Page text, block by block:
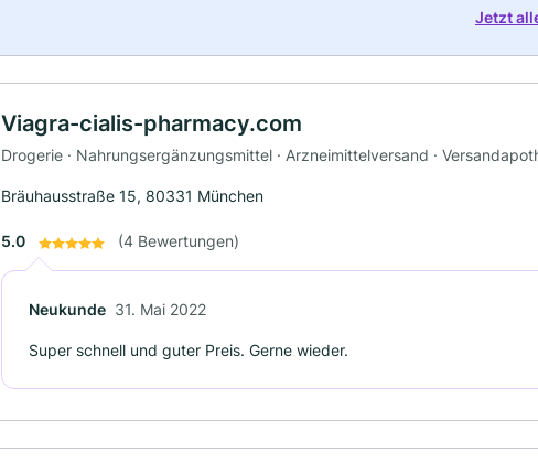
Jetzt
Viagra-cialis-pharmacy.com
Drogerie · Nahrungsergänzungsmittel · Arzneimittelversand ·
Bräuhausstraße 15, 80331 München
5.0 (4 Bewertungen)
Neukunde 31. Mai 2022
Super schnell und guter Preis. Gerne wieder.